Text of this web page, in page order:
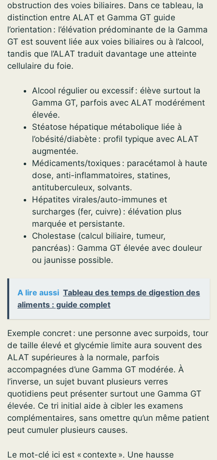
obstruction des voies biliaires. Dans ce tableau, la
distinction entre ALAT et Gamma GT guide
l’orientation : l’élévation prédominante de la Gamma
GT est souvent liée aux voies biliaires ou à l’alcool,
tandis que l’ALAT traduit davantage une atteinte
cellulaire du foie.
Alcool régulier ou excessif : élève surtout la
Gamma GT, parfois avec ALAT modérément
élevée.
Stéatose hépatique métabolique liée à
l’obésité/diabète : profil typique avec ALAT
augmentée.
Médicaments/toxiques : paracétamol à haute
dose, anti-inflammatoires, statines,
antituberculeux, solvants.
Hépatites virales/auto-immunes et
surcharges (fer, cuivre) : élévation plus
marquée et persistante.
Cholestase (calcul biliaire, tumeur,
pancréas) : Gamma GT élevée avec douleur
ou jaunisse possible.
A lire aussi Tableau des temps de digestion des
aliments : guide complet
Exemple concret : une personne avec surpoids, tour
de taille élevé et glycémie limite aura souvent des
ALAT supérieures à la normale, parfois
accompagnées d’une Gamma GT modérée. À
l’inverse, un sujet buvant plusieurs verres
quotidiens peut présenter surtout une Gamma GT
élevée. Ce tri initial aide à cibler les examens
complémentaires, sans omettre qu’un même patient
peut cumuler plusieurs causes.
Le mot-clé ici est « contexte ». Une hausse